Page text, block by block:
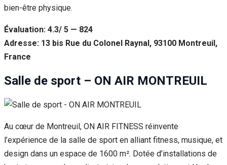
bien-être physique.
Évaluation: 4.3/ 5 — 824
Adresse: 13 bis Rue du Colonel Raynal, 93100 Montreuil,
France
Salle de sport – ON AIR MONTREUIL
Au cœur de Montreuil, ON AIR FITNESS réinvente
l’expérience de la salle de sport en alliant fitness, musique, et
design dans un espace de 1600 m². Dotée d’installations de